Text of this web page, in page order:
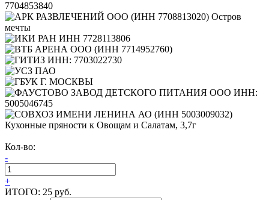
Кухонные пряности к Овощам и Салатам, 3,7г
Кол-во:
-
+
ИТОГО: 25 руб.